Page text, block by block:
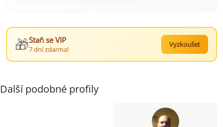
🎁Staň se VIP
7 dní zdarma!
Vyzkoušet
Další podobné profily